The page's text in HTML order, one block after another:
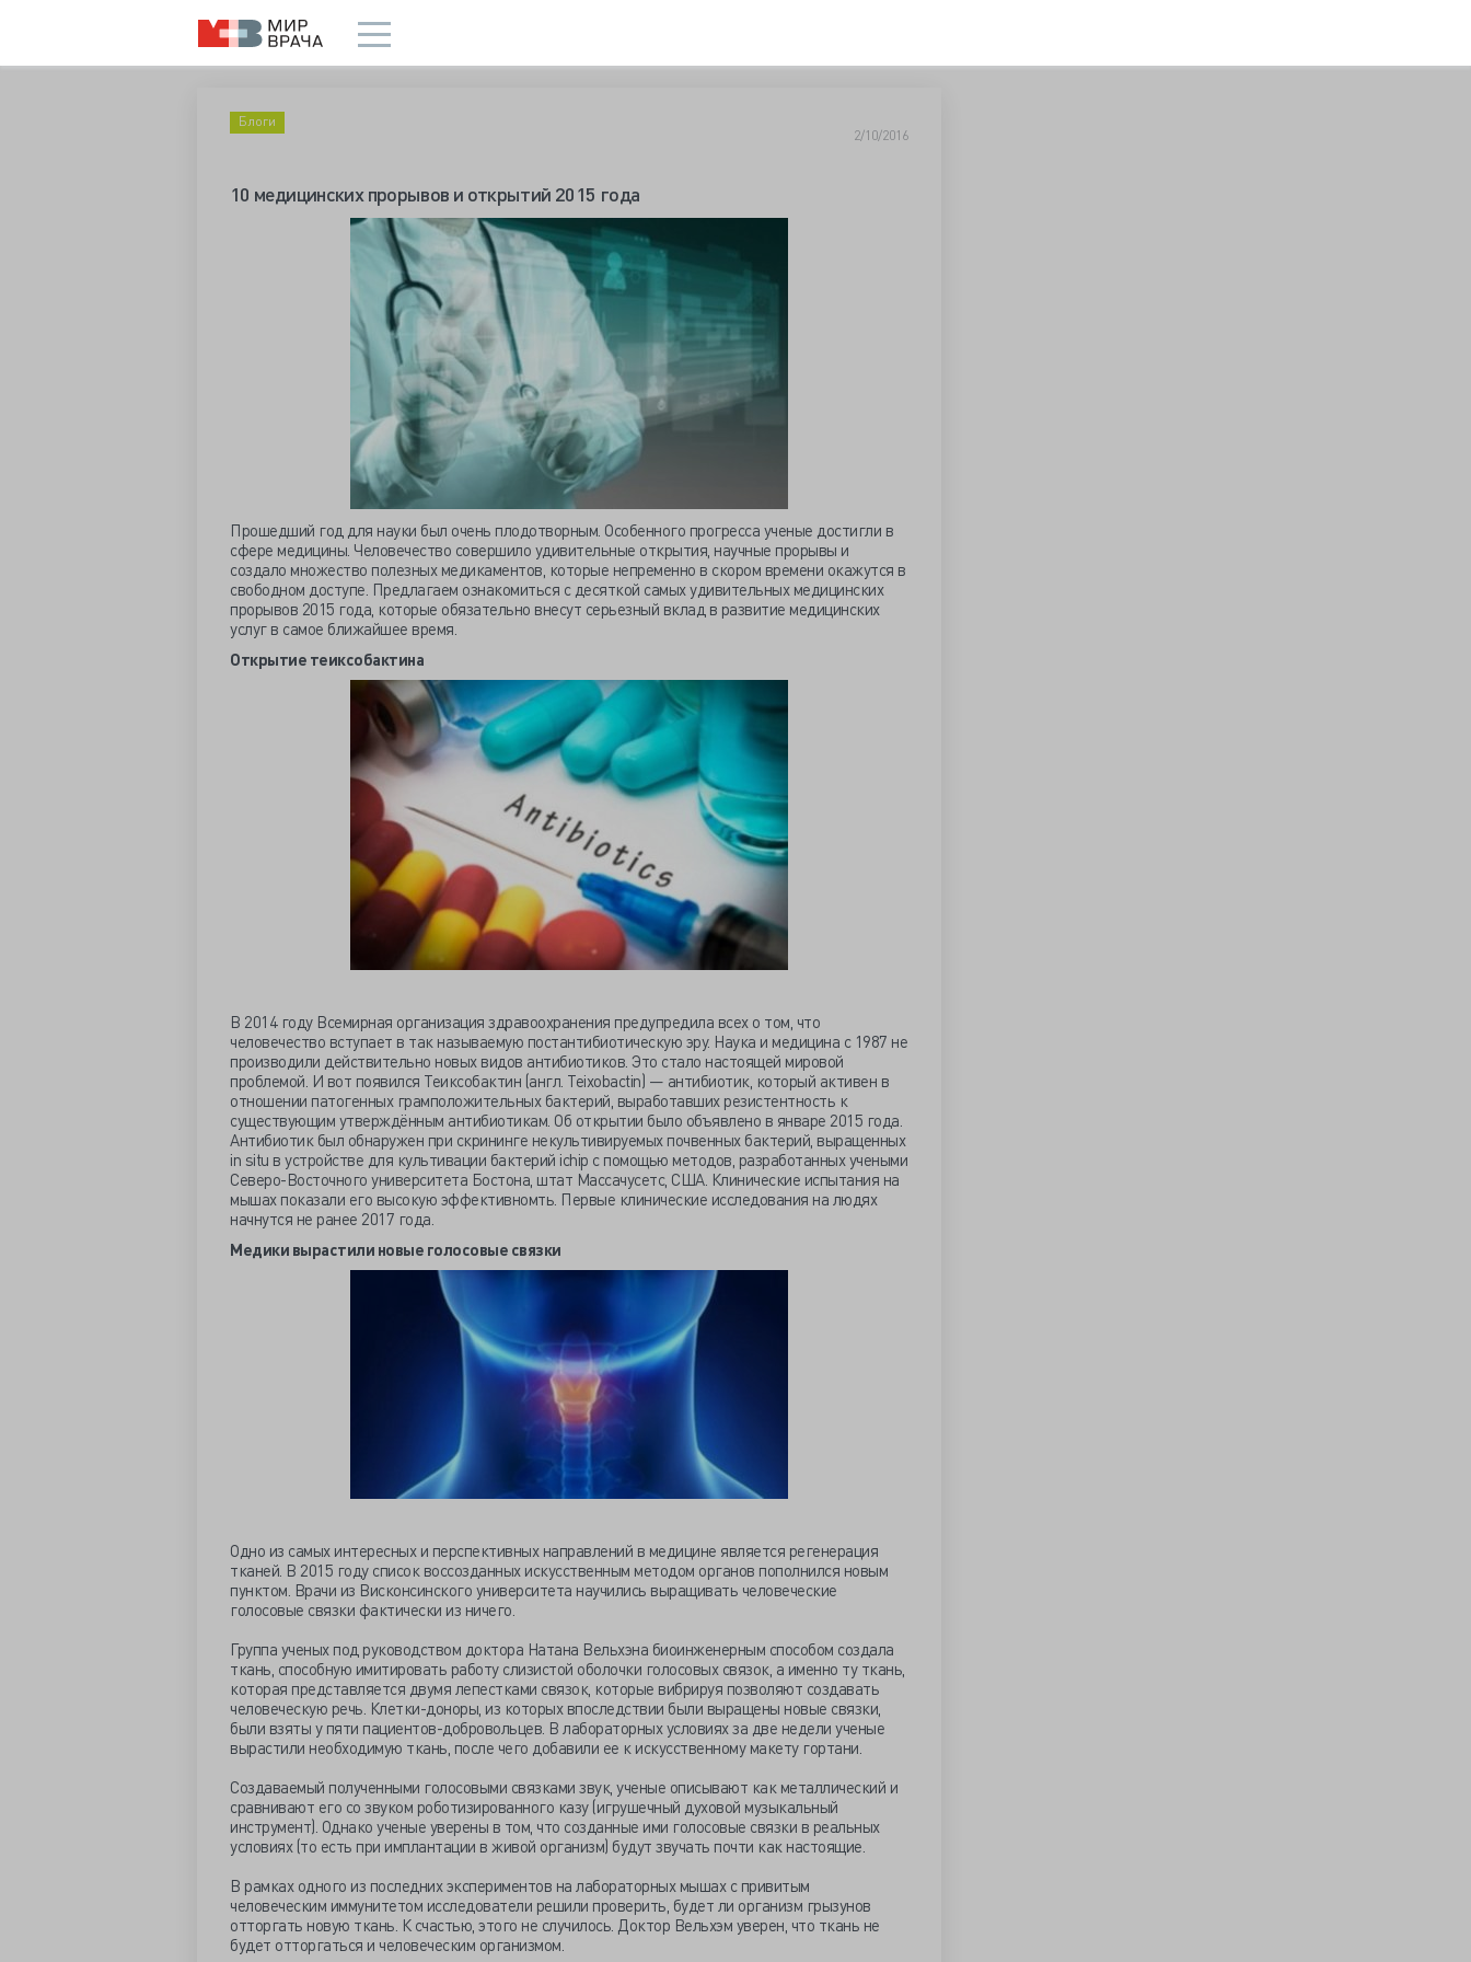
Блоги
2/10/2016
10 медицинских прорывов и открытий 2015 года
Прошедший год для науки был очень плодотворным. Особенного прогресса ученые достигли в
сфере медицины. Человечество совершило удивительные открытия, научные прорывы и
создало множество полезных медикаментов, которые непременно в скором времени окажутся в
свободном доступе. Предлагаем ознакомиться с десяткой самых удивительных медицинских
прорывов 2015 года, которые обязательно внесут серьезный вклад в развитие медицинских
услуг в самое ближайшее время.
Открытие теиксобактина
В 2014 году Всемирная организация здравоохранения предупредила всех о том, что
человечество вступает в так называемую постантибиотическую эру. Наука и медицина с 1987 не
производили действительно новых видов антибиотиков. Это стало настоящей мировой
проблемой. И вот появился Теиксобактин (англ. Teixobactin) — антибиотик, который активен в
отношении патогенных грамположительных бактерий, выработавших резистентность к
существующим утверждённым антибиотикам. Об открытии было объявлено в январе 2015 года.
Антибиотик был обнаружен при скрининге некультивируемых почвенных бактерий, выращенных
in situ в устройстве для культивации бактерий ichip с помощью методов, разработанных учеными
Северо-Восточного университета Бостона, штат Массачусетс, США. Клинические испытания на
мышах показали его высокую эффективномть. Первые клинические исследования на людях
начнутся не ранее 2017 года.
Медики вырастили новые голосовые связки
Одно из самых интересных и перспективных направлений в медицине является регенерация
тканей. В 2015 году список воссозданных искусственным методом органов пополнился новым
пунктом. Врачи из Висконсинского университета научились выращивать человеческие
голосовые связки фактически из ничего.
Группа ученых под руководством доктора Натана Вельхэна биоинженерным способом создала
ткань, способную имитировать работу слизистой оболочки голосовых связок, а именно ту ткань,
которая представляется двумя лепестками связок, которые вибрируя позволяют создавать
человеческую речь. Клетки-доноры, из которых впоследствии были выращены новые связки,
были взяты у пяти пациентов-добровольцев. В лабораторных условиях за две недели ученые
вырастили необходимую ткань, после чего добавили ее к искусственному макету гортани.
Создаваемый полученными голосовыми связками звук, ученые описывают как металлический и
сравнивают его со звуком роботизированного казу (игрушечный духовой музыкальный
инструмент). Однако ученые уверены в том, что созданные ими голосовые связки в реальных
условиях (то есть при имплантации в живой организм) будут звучать почти как настоящие.
В рамках одного из последних экспериментов на лабораторных мышах с привитым
человеческим иммунитетом исследователи решили проверить, будет ли организм грызунов
отторгать новую ткань. К счастью, этого не случилось. Доктор Вельхэм уверен, что ткань не
будет отторгаться и человеческим организмом.